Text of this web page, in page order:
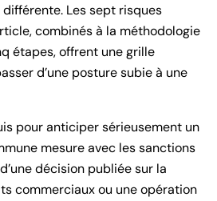
Les sept risques
combinés à la méthodologie
étapes, offrent une grille
d’une posture subie à une
pour anticiper sérieusement un
mesure avec les sanctions
décision publiée sur la
commerciaux ou une opération